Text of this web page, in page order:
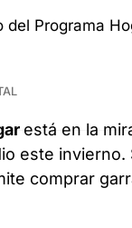
está en la
este
comprar